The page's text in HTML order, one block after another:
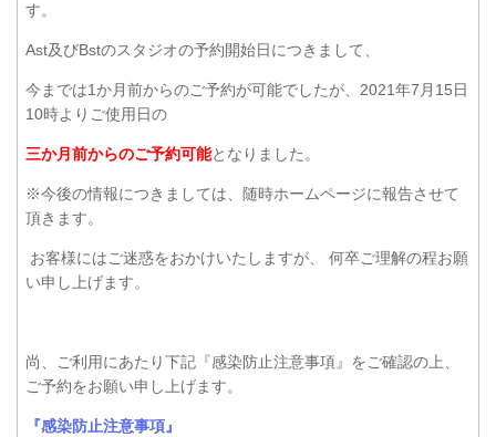
す。
Ast及びBstのスタジオの予約開始日につきまして、
今までは1か月前からのご予約が可能でしたが、2021年7月15日
10時よりご使用日の
三か月前からのご予約可能となりました。
※今後の情報につきましては、随時ホームページに報告させて
頂きます。
お客様にはご迷惑をおかけいたしますが、 何卒ご理解の程お願
い申し上げます。
尚、ご利用にあたり下記『感染防止注意事項』をご確認の上、
ご予約をお願い申し上げます。
『感染防止注意事項』